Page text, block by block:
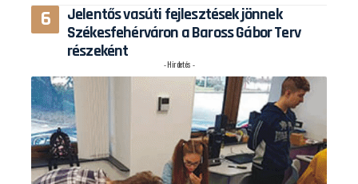
Jelentős vasúti fejlesztések jönnek
Székesfehérváron a Baross Gábor Terv
részeként
- Hirdetés -